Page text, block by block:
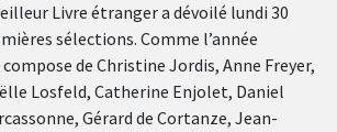
Livre étranger a dévoilé lundi 30
sélections. Comme l’année
de Christine Jordis, Anne Freyer,
Losfeld, Catherine Enjolet, Daniel
Gérard de Cortanze, Jean-